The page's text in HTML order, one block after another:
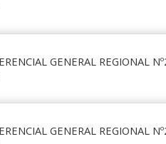
GENERAL REGIONAL
GENERAL REGIONAL